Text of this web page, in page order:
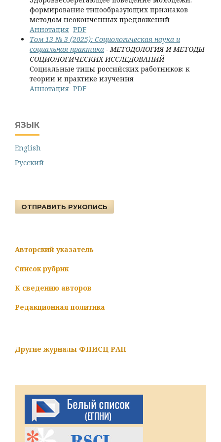
формирование типообразующих признаков
методом неоконченных предложений
Аннотация PDF
Том 13 № 3 (2025): Социологическая наука и
социальная практика - МЕТОДОЛОГИЯ И МЕТОДЫ
СОЦИОЛОГИЧЕСКИХ ИССЛЕДОВАНИЙ
Социальные типы российских работников: к
теории и практике изучения
Аннотация PDF
ЯЗЫК
English
Русский
ОТПРАВИТЬ РУКОПИСЬ
Авторский указатель
Список рубрик
К сведению авторов
Редакционная политика
Другие журналы ФНИСЦ РАН